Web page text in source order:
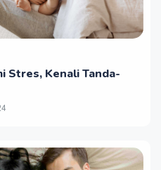
Stres, Kenali Tanda-